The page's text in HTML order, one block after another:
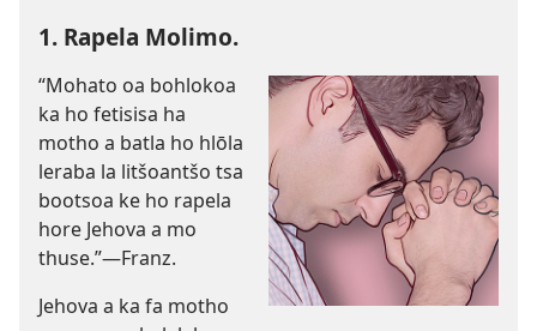
1. Rapela Molimo.
“Mohato oa bohlokoa
ka ho fetisisa ha
motho a batla ho hlōla
leraba la litšoantšo tsa
bootsoa ke ho rapela
hore Jehova a mo
thuse.”—Franz.
Jehova a ka fa motho